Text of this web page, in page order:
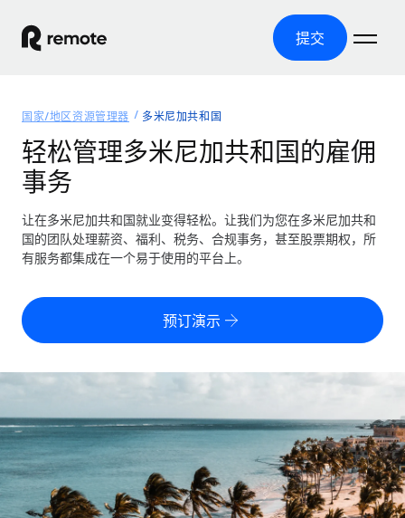
提交
产品
全球招聘
全球薪资管理
轻松运行合规薪资
零实体成本实现全球扩张
第三方合同工托管服务
PEO
外包复杂雇佣任务
解决方案
覆盖全球
国家/地区资源管理器
Remote 无惧对比
成长阶段
初创企业
为成长型企业量身打造的全球敏捷型人力资源与薪资解决方案
资源
误分类风险计算工具
按国家/地区检查员工误分类风险
合同工薪酬结算计算器
探索全球合同工的结算货币选项与结算速度
通过 REMOTE 学习
定价
中文（简体）
Nederlands
Français
登录
国家/地区资源管理器 多米尼加共和国
轻松管理多米尼加共和国的雇佣
事务
让在多米尼加共和国就业变得轻松。让我们为您在多米尼加共和
国的团队处理薪资、福利、税务、合规事务，甚至股票期权，所
有服务都集成在一个易于使用的平台上。
预订演示